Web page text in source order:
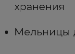
хранения
Мельницы